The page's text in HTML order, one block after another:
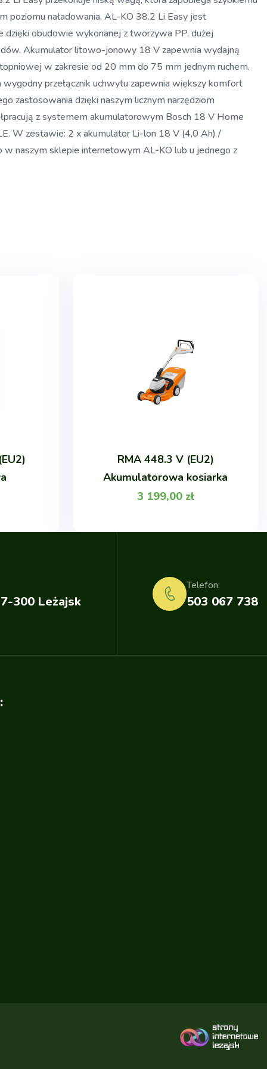
poziomu naładowania, AL-KO 38.2 Li Easy jest
dzięki obudowie wykonanej z tworzywa PP, dużej
Akumulator litowo-jonowy 18 V zapewnia wydajną
w zakresie od 20 mm do 75 mm jednym ruchem.
przełącznik uchwytu zapewnia większy komfort
zastosowania dzięki naszym licznym narzędziom
z systemem akumulatorowym Bosch 18 V Home
W zestawie: 2 x akumulator Li-lon 18 V (4,0 Ah) /
w naszym sklepie internetowym AL-KO lub u jednego z
RMA 448.3 V (EU2)
Akumulatorowa kosiarka
3 199,00 zł
300 Leżajsk 503 067 738
Telefon: